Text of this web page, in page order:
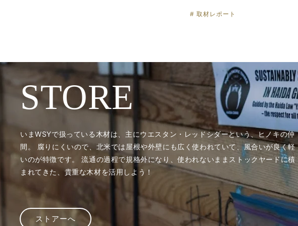
# 取材レポート
STORE
いまWSYで扱っている木材は、主にウエスタン・レッドシダーという、ヒノキの仲
間。 腐りにくいので、北米では屋根や外壁にも広く使われていて、風合いが良く軽
いのが特徴です。 流通の過程で規格外になり、使われないままストックヤードに積
まれてきた、貴重な木材を活用しよう！
ストアーへ